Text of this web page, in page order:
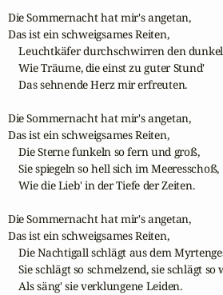
Die Sommernacht hat mir's angetan,
Das ist ein schweigsames Reiten,
Leuchtkäfer durchschwirren den
    Wie Träume, die einst zu guter Stund'
    Das sehnende Herz mir erfreuten.
Die Sommernacht hat mir's angetan,
Das ist ein schweigsames Reiten,
    Die Sterne funkeln so fern und groß,
    Sie spiegeln so hell sich im Meeresschoß,
    Wie die Lieb' in der Tiefe der Zeiten.
Die Sommernacht hat mir's angetan,
Das ist ein schweigsames Reiten,
Die Nachtigall schlägt aus dem
Sie schlägt so schmelzend, sie schlägt so
    Als säng' sie verklungene Leiden.